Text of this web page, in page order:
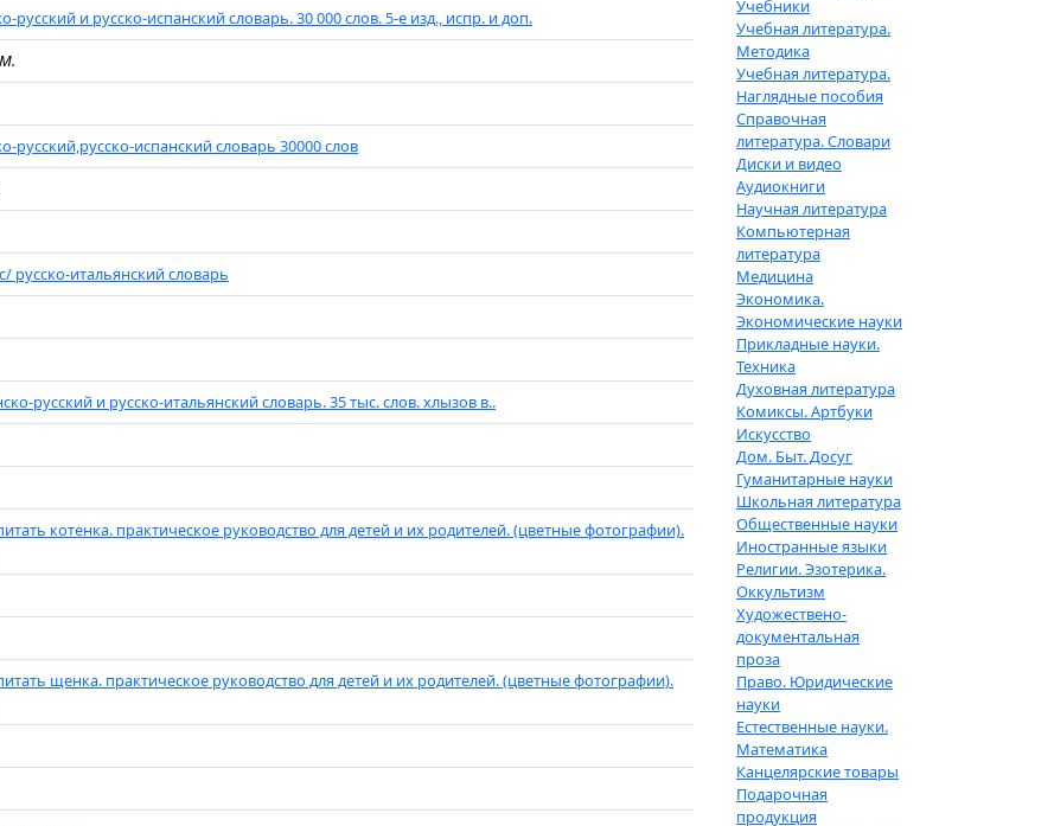
русский и русско-испанский словарь. 30 000 слов. 5-е изд., испр. и доп.
русский,русско-испанский словарь 30000 слов
русско-итальянский словарь
русский и русско-итальянский словарь. 35 тыс. слов. хлызов в..
котенка. практическое руководство для детей и их родителей. (цветные фотографии).
щенка. практическое руководство для детей и их родителей. (цветные фотографии).
Учебники
Учебная литература.
Методика
Учебная литература.
Наглядные пособия
Справочная
литература. Словари
Диски и видео
Аудиокниги
Научная литература
Компьютерная
литература
Медицина
Экономика.
Экономические науки
Прикладные науки.
Техника
Духовная литература
Комиксы. Артбуки
Искусство
Дом. Быт. Досуг
Гуманитарные науки
Школьная литература
Общественные науки
Иностранные языки
Религии. Эзотерика.
Оккультизм
Художествено-
документальная
проза
Право. Юридические
науки
Естественные науки.
Математика
Канцелярские товары
Подарочная
продукция